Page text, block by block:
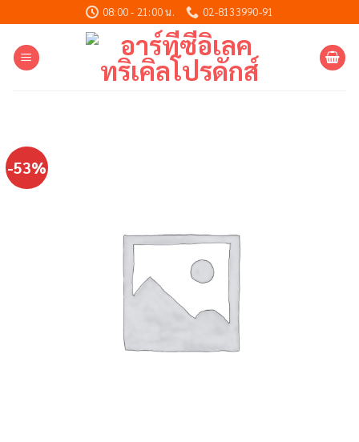
to
content
08:00 - 21:00 น. 02-8133990-91
-53%